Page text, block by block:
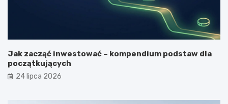
Jak zacząć inwestować – kompendium podstaw dla
początkujących
24 lipca 2026